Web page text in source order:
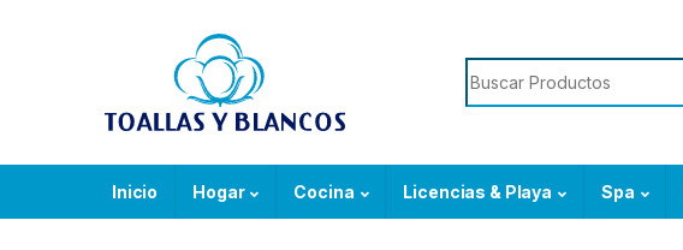
Search for:
Inicio Hogar Cocina Licencias & Playa Spa